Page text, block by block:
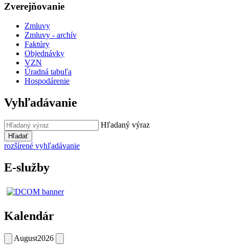
Zverejňovanie
Zmluvy
Zmluvy - archív
Faktúry
Objednávky
VZN
Úradná tabuľa
Hospodárenie
Vyhľadávanie
Hľadaný výraz
Hľadať
rozšírené vyhľadávanie
E-služby
Kalendár
August2026